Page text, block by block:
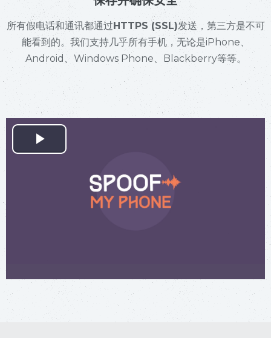
所有假电话和通讯都通过HTTPS (SSL)发送，第三方是不可
能看到的。我们支持几乎所有手机，无论是iPhone、
Android、Windows Phone、Blackberry等等。
Play